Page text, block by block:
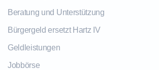
Beratung und Unterstützung
Bürgergeld ersetzt Hartz IV
Geldleistungen
Jobbörse